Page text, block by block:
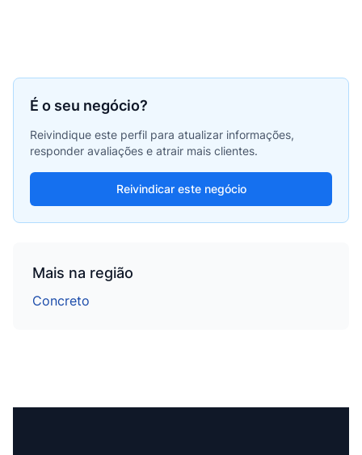
É o seu negócio?
Reivindique este perfil para atualizar informações,
responder avaliações e atrair mais clientes.
Reivindicar este negócio
Mais na região
Concreto